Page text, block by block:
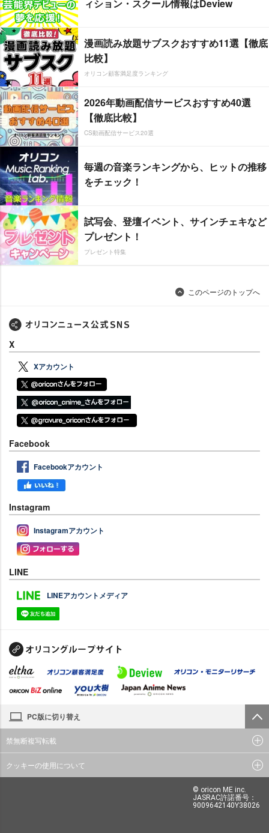
ィション・スクール情報はDeview
漫画読み放題サブスクおすすめ11選【徹底
比較】
オリコン顧客満足度ランキング
2026年動画配信サービスおすすめ40選
【徹底比較】
CS動画配信サービス20選
毎週の音楽ランキングから、ヒットの推移
をチェック！
試写会、登壇イベント、サインチェキなど
プレゼント！
プレゼント特集
このページのトップへ
X
Xアカウント
Facebook
Facebookアカウント
Instagram
Instagramアカウント
LINE
LINEアカウントメディア
PC版に切り替え
禁無断複写転載
クッキーの使用について
© oricon ME inc.
JASRAC許諾番号：
9009642140Y38026